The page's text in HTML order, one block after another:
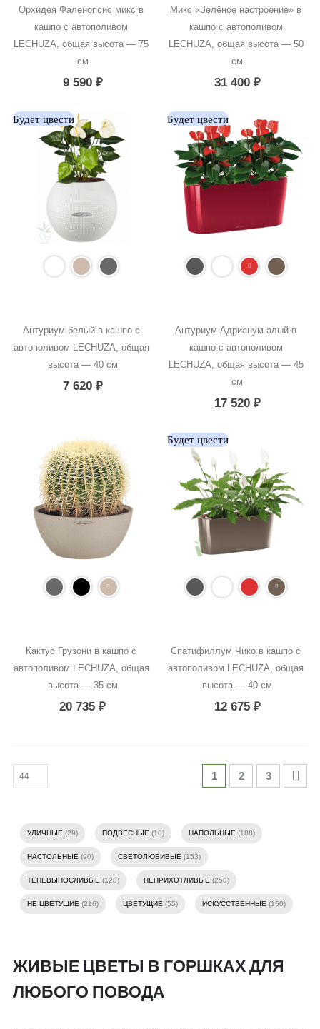
Орхидея Фаленопсис микс в
кашпо с автополивом
LECHUZA, общая высота — 75
см
9 590 ₽
Микс «Зелёное настроение» в
кашпо с автополивом
LECHUZA, общая высота — 50
см
31 400 ₽
Будет цвести
Антуриум белый в кашпо с
автополивом LECHUZA, общая
высота — 40 см
7 620 ₽
Будет цвести
Антуриум Адрианум алый в
кашпо с автополивом
LECHUZA, общая высота — 45
см
17 520 ₽
Кактус Грузони в кашпо с
автополивом LECHUZA, общая
высота — 35 см
20 735₽
Будет цвести
Спатифиллум Чико в кашпо с
автополивом LECHUZA, общая
высота — 40 см
12 675 ₽
1 2 3
УЛИЧНЫЕ (29) ПОДВЕСНЫЕ (10) НАПОЛЬНЫЕ (188)
НАСТОЛЬНЫЕ (90) СВЕТОЛЮБИВЫЕ (153)
ТЕНЕВЫНОСЛИВЫЕ (128) НЕПРИХОТЛИВЫЕ (258)
НЕ ЦВЕТУЩИЕ (216) ЦВЕТУЩИЕ (55) ИСКУССТВЕННЫЕ (150)
ЖИВЫЕ ЦВЕТЫ В ГОРШКАХ ДЛЯ
ЛЮБОГО ПОВОДА